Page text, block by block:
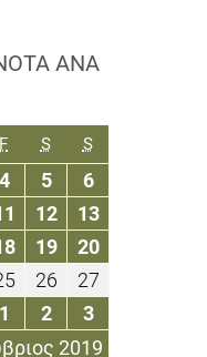
ΑΝΆ
2019
FΠΑΡΑΣΚΕΥΉ
SΣΆΒΒΑΤΟ
SΚΥΡΙΑΚΉ
44
Οκτωβρίου
2019
55
Οκτωβρίου
2019
66
Οκτωβρίου
2019
Οκτωβρίου
2019
1212
Οκτωβρίου
2019
1313
Οκτωβρίου
2019
18
Οκτωβρίου
2019
1919
Οκτωβρίου
2019
2020
Οκτωβρίου
2019
25
Οκτωβρίου
2019
2626
Οκτωβρίου
2019
2727
Οκτωβρίου
2019
1
Νοεμβρίου
22
Νοεμβρίου
33
Νοεμβρίου